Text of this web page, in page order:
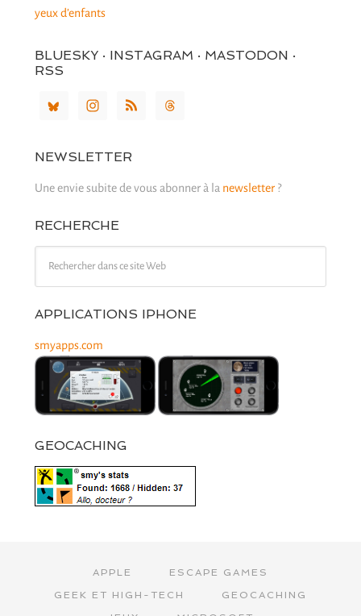
yeux d’enfants
BLUESKY · INSTAGRAM · MASTODON ·
RSS
NEWSLETTER
Une envie subite de vous abonner à la newsletter?
RECHERCHE
APPLICATIONS IPHONE
smyapps.com
GEOCACHING
APPLE
ESCAPE GAMES
GEEK ET HIGH-TECH
GEOCACHING